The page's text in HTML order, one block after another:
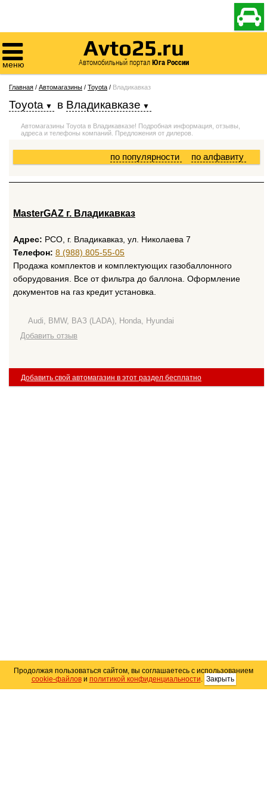


меню
Avto25.ru
Автомобильный порталЮга России
Главная / Автомагазины / Toyota / Владикавказ
Toyota в Владикавказе
Автомагазины Toyota в Владикавказе! Подробная информация, отзывы,
адреса и телефоны компаний. Предложения от дилеров.
по алфавиту
по популярности
MasterGAZ г. Владикавказ
Адрес: РСО, г. Владикавказ, ул. Николаева 7
Телефон: 8 (988) 805-55-05
Продажа комплектов и комплектующих газобаллонного
оборудования. Все от фильтра до баллона. Оформление
документов на газ кредит установка.
Audi, BMW, ВАЗ (LADA), Honda, Hyundai
Добавить отзыв
Добавить свой автомагазин в этот раздел бесплатно
Продолжая пользоваться сайтом, вы соглашаетесь с использованием
cookie-файлови политикой конфиденциальности. Закрыть